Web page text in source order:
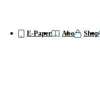
E-Paper Abo Shop